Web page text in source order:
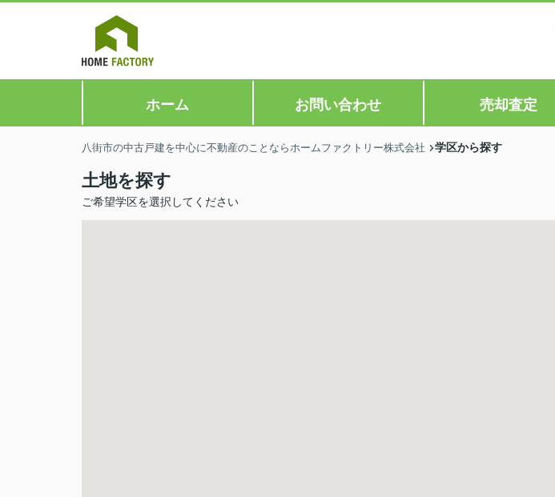
ホーム お問い合わせ 売却査定
八街市の中古戸建を中心に不動産のことならホームファクトリー株式会社 学区から探す
土地を探す
ご希望学区を選択してください